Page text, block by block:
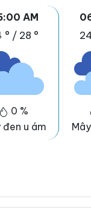
AM
° / 28 °
0 %
đen u ám